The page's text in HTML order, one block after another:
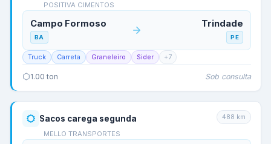
POSITIVA CIMENTOS
Campo Formoso
BA
Trindade
PE
Truck Carreta Graneleiro Sider +7
1.00 ton Sob consulta
Sacos carega segunda
MELLO TRANSPORTES
488 km